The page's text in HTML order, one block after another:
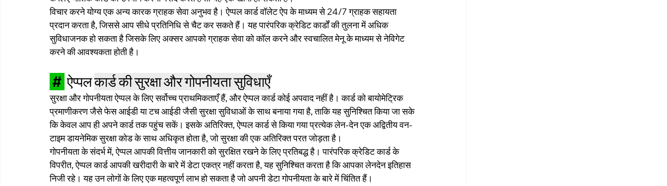
विचार करने योग्य एक अन्य कारक ग्राहक सेवा अनुभव है। ऐप्पल कार्ड वॉलेट ऐप के माध्यम से 24/7 ग्राहक सहायता
प्रदान करता है, जिससे आप सीधे प्रतिनिधि से चैट कर सकते हैं। यह पारंपरिक क्रेडिट कार्डों की तुलना में अधिक
सुविधाजनक हो सकता है जिसके लिए अक्सर आपको ग्राहक सेवा को कॉल करने और स्वचालित मेनू के माध्यम से नेविगेट
करने की आवश्यकता होती है।
# ऐप्पल कार्ड की सुरक्षा और गोपनीयता सुविधाएँ
सुरक्षा और गोपनीयता ऐप्पल के लिए सर्वोच्च प्राथमिकताएँ हैं, और ऐप्पल कार्ड कोई अपवाद नहीं है। कार्ड को बायोमेट्रिक
प्रमाणीकरण जैसे फेस आईडी या टच आईडी जैसी सुरक्षा सुविधाओं के साथ बनाया गया है, ताकि यह सुनिश्चित किया जा सके
कि केवल आप ही अपने कार्ड तक पहुंच सकें। इसके अतिरिक्त, ऐप्पल कार्ड से किया गया प्रत्येक लेन-देन एक अद्वितीय वन-
टाइम डायनेमिक सुरक्षा कोड के साथ अधिकृत होता है, जो सुरक्षा की एक अतिरिक्त परत जोड़ता है।
गोपनीयता के संदर्भ में, ऐप्पल आपकी वित्तीय जानकारी को सुरक्षित रखने के लिए प्रतिबद्ध है। पारंपरिक क्रेडिट कार्ड के
विपरीत, ऐप्पल कार्ड आपकी खरीदारी के बारे में डेटा एकत्र नहीं करता है, यह सुनिश्चित करता है कि आपका लेनदेन इतिहास
निजी रहे। यह उन लोगों के लिए एक महत्वपूर्ण लाभ हो सकता है जो अपनी डेटा गोपनीयता के बारे में चिंतित हैं।